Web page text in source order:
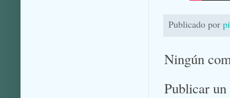
Publicado por
Ningún
Publicar